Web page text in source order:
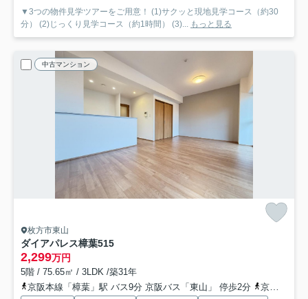
▼3つの物件見学ツアーをご用意！ (1)サクッと現地見学コース（約30
分） (2)じっくり見学コース（約1時間） (3)... もっと見る
中古マンション
枚方市東山
ダイアパレス樟葉515
2,299万円
5階 / 75.65㎡ / 3LDK /築31年
京阪本線「樟葉」駅 バス9分 京阪バス「東山」 停歩2分
京阪バス「東山（枚方市）」バス停下車 徒歩2分